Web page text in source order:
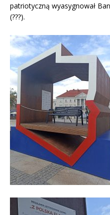
patriotyczną wyasygnował
(???).